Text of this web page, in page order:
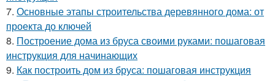
7. Основные этапы строительства деревянного дома: от
проекта до ключей
8. Построение дома из бруса своими руками: пошаговая
инструкция для начинающих
9. Как построить дом из бруса: пошаговая инструкция